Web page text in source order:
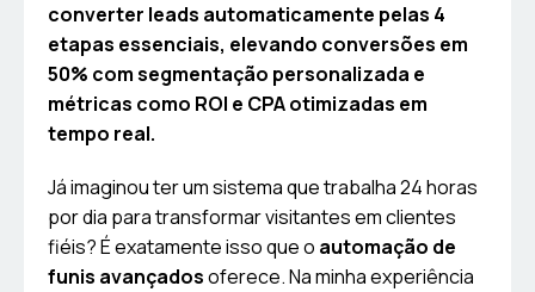
converter leads automaticamente pelas 4
etapas essenciais, elevando conversões em
50% com segmentação personalizada e
métricas como ROI e CPA otimizadas em
tempo real.
Já imaginou ter um sistema que trabalha 24 horas
por dia para transformar visitantes em clientes
fiéis? É exatamente isso que o automação de
funis avançadosoferece. Na minha experiência